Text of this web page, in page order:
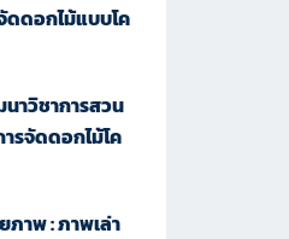
ดดอกไม้แบบโค
าวิชาการสวน
ารจัดดอกไม้โค
ภาพ : ภาพเล่า